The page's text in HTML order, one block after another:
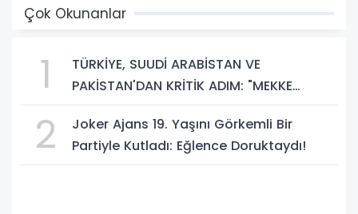
Çok Okunanlar
1
TÜRKİYE, SUUDİ ARABİSTAN VE
PAKİSTAN'DAN KRİTİK ADIM: "MEKKE
2
Joker Ajans 19. Yaşını Görkemli Bir
Partiyle Kutladı: Eğlence Doruktaydı!